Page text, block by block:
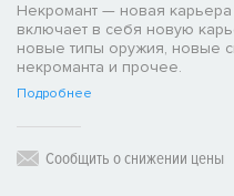
Некромант — новая
включает в себя новую
новые типы оружия, новые
некроманта и прочее.
Подробнее
Сообщить о снижении цены